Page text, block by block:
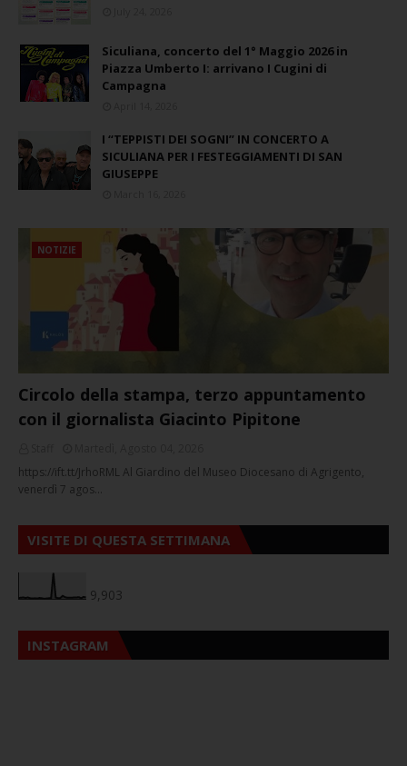
Siculiana, concerto del 1° Maggio 2026 in
Piazza Umberto I: arrivano I Cugini di
Campagna
I “TEPPISTI DEI SOGNI” IN CONCERTO A
SICULIANA PER I FESTEGGIAMENTI DI SAN
GIUSEPPE
NOTIZIE
Circolo della stampa, terzo appuntamento
con il giornalista Giacinto Pipitone
https://ift.tt/JrhoRML Al Giardino del Museo Diocesano di Agrigento,
venerdì 7 agos…
VISITE DI QUESTA SETTIMANA
9,903
INSTAGRAM